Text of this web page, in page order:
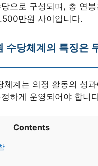
으로 구성되며, 총 연
만원 사이입니다.
수당체계의 특징은
체계는 의정 활동의 성
하게 운영되어야 합니
Contents